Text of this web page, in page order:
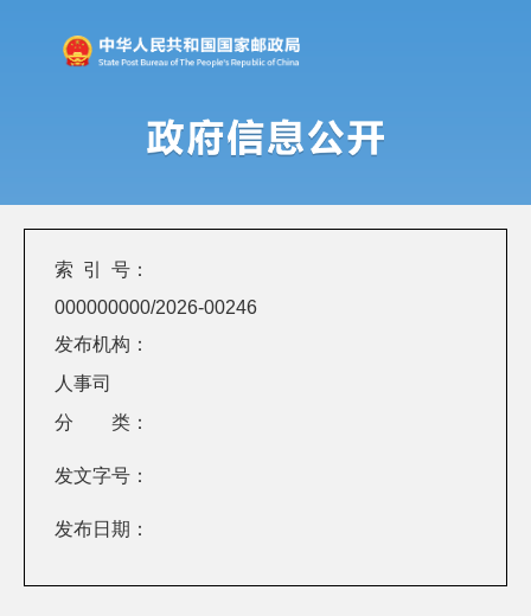
索 引 号：
000000000/2026-00246
发布机构：
人事司
分 类：
发文字号：
发布日期：